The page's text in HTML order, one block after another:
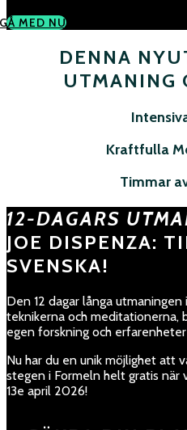
MED NU
DENNA
UTMANING
Kraftfulla
Timmar
12-DAGARS
JOE DISPENZA:
SVENSKA!
Den 12 dagar långa
teknikerna och meditationerna,
egen forskning och
Nu har du en unik möjlighet att
stegen i Formeln helt gratis när
13e april 2026!